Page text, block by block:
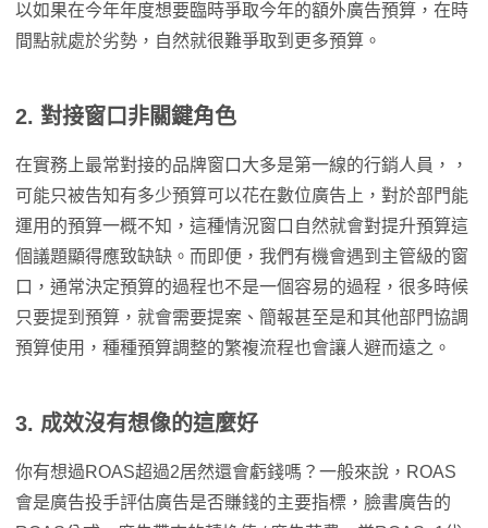
以如果在今年年度想要臨時爭取今年的額外廣告預算，在時
間點就處於劣勢，自然就很難爭取到更多預算。
2. 對接窗口非關鍵角色
在實務上最常對接的品牌窗口大多是第一線的行銷人員，，
可能只被告知有多少預算可以花在數位廣告上，對於部門能
運用的預算一概不知，這種情況窗口自然就會對提升預算這
個議題顯得應致缺缺。而即便，我們有機會遇到主管級的窗
口，通常決定預算的過程也不是一個容易的過程，很多時候
只要提到預算，就會需要提案、簡報甚至是和其他部門協調
預算使用，種種預算調整的繁複流程也會讓人避而遠之。
3. 成效沒有想像的這麼好
你有想過ROAS超過2居然還會虧錢嗎？一般來說，ROAS
會是廣告投手評估廣告是否賺錢的主要指標，臉書廣告的